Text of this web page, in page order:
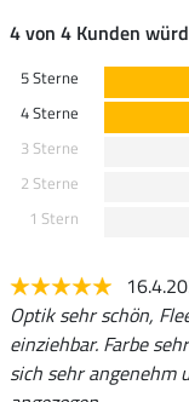
4 von 4 Kunden
5 Sterne
4 Sterne
3 Sterne
2 Sterne
1 Stern
Optik sehr schön,
einziehbar. Farbe
sich sehr angenehm